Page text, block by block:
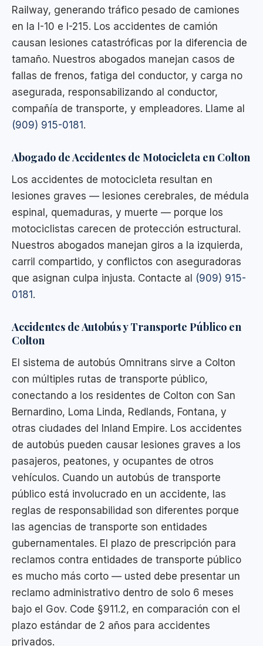
Railway, generando tráfico pesado de camiones
en la I-10 e I-215. Los accidentes de camión
causan lesiones catastróficas por la diferencia de
tamaño. Nuestros abogados manejan casos de
fallas de frenos, fatiga del conductor, y carga no
asegurada, responsabilizando al conductor,
compañía de transporte, y empleadores. Llame al
(909) 915-0181.
Abogado de Accidentes de Motocicleta en Colton
Los accidentes de motocicleta resultan en
lesiones graves — lesiones cerebrales, de médula
espinal, quemaduras, y muerte — porque los
motociclistas carecen de protección estructural.
Nuestros abogados manejan giros a la izquierda,
carril compartido, y conflictos con aseguradoras
que asignan culpa injusta. Contacte al (909) 915-
0181.
Accidentes de Autobús y Transporte Público en
Colton
El sistema de autobús Omnitrans sirve a Colton
con múltiples rutas de transporte público,
conectando a los residentes de Colton con San
Bernardino, Loma Linda, Redlands, Fontana, y
otras ciudades del Inland Empire. Los accidentes
de autobús pueden causar lesiones graves a los
pasajeros, peatones, y ocupantes de otros
vehículos. Cuando un autobús de transporte
público está involucrado en un accidente, las
reglas de responsabilidad son diferentes porque
las agencias de transporte son entidades
gubernamentales. El plazo de prescripción para
reclamos contra entidades de transporte público
es mucho más corto — usted debe presentar un
reclamo administrativo dentro de solo 6 meses
bajo el Gov. Code §911.2, en comparación con el
plazo estándar de 2 años para accidentes
privados.